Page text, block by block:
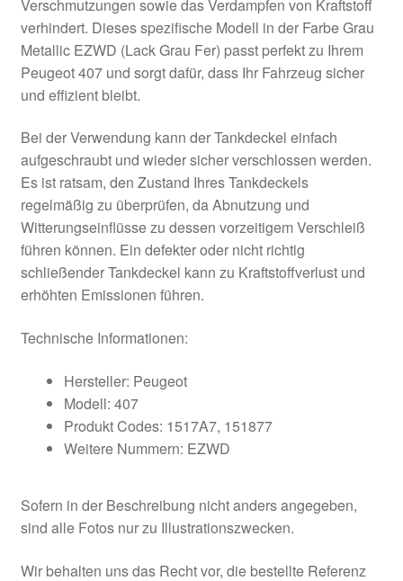
Verschmutzungen sowie das Verdampfen von Kraftstoff
verhindert. Dieses spezifische Modell in der Farbe Grau
Metallic EZWD (Lack Grau Fer) passt perfekt zu Ihrem
Peugeot 407 und sorgt dafür, dass Ihr Fahrzeug sicher
und effizient bleibt.
Bei der Verwendung kann der Tankdeckel einfach
aufgeschraubt und wieder sicher verschlossen werden.
Es ist ratsam, den Zustand Ihres Tankdeckels
regelmäßig zu überprüfen, da Abnutzung und
Witterungseinflüsse zu dessen vorzeitigem Verschleiß
führen können. Ein defekter oder nicht richtig
schließender Tankdeckel kann zu Kraftstoffverlust und
erhöhten Emissionen führen.
Technische Informationen:
Hersteller: Peugeot
Modell: 407
Produkt Codes: 1517A7, 151877
Weitere Nummern: EZWD
Sofern in der Beschreibung nicht anders angegeben,
sind alle Fotos nur zu Illustrationszwecken.
Wir behalten uns das Recht vor, die bestellte Referenz